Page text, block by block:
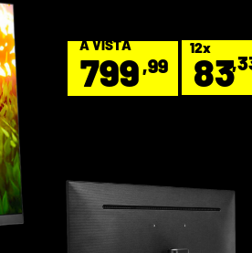
A VISTA 12x
83
799 ,99